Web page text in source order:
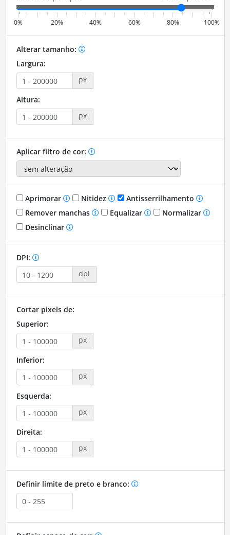
0% 20% 40% 60% 80% 100%
Alterar tamanho:
Largura:
px
Altura:
px
Aplicar filtro de cor:
Aprimorar Nitidez
Antisserrilhamento
Remover manchas
Equalizar
Normalizar
Desinclinar
DPI:
dpi
Cortar pixels de:
Superior:
px
Inferior:
px
Esquerda:
px
Direita:
px
Definir limite de preto e branco: